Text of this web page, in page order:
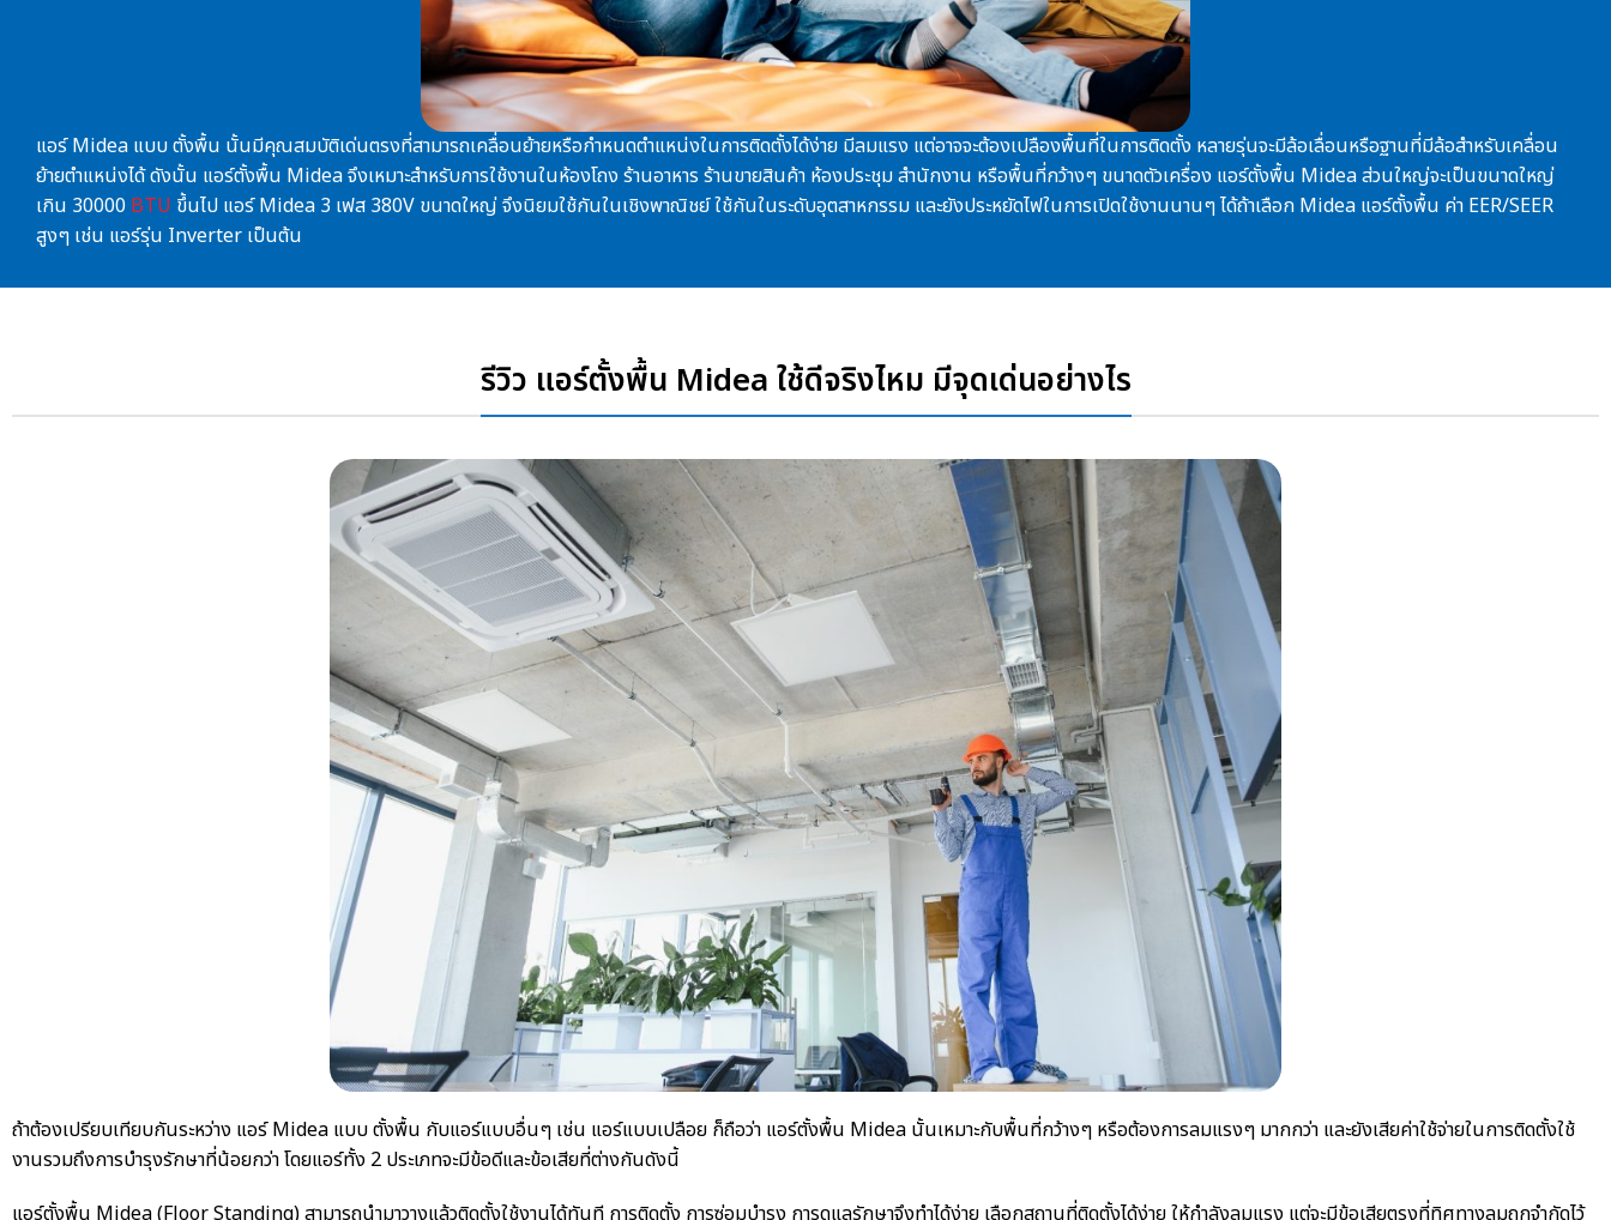
แอร์ Midea แบบ ตั้งพื้น นั้นมีคุณสมบัติเด่นตรงที่สามารถเคลื่อนย้ายหรือกำหนดตำแหน่งในการติดตั้งได้ง่าย มีลมแรง แต่อาจจะต้องเปลืองพื้นที่ในการติดตั้ง หลายรุ่นจะมีล้อเลื่อนหรือฐานที่มีล้อสำหรับเคลื่อน
ย้ายตำแหน่งได้ ดังนั้น แอร์ตั้งพื้น Mideaจึงเหมาะสำหรับการใช้งานในห้องโถง ร้านอาหาร ร้านขายสินค้า ห้องประชุม สำนักงาน หรือพื้นที่กว้างๆ ขนาดตัวเครื่อง แอร์ตั้งพื้น Mideaส่วนใหญ่จะเป็นขนาดใหญ่
เกิน 30000 BTU ขึ้นไป แอร์ Midea 3 เฟส 380V ขนาดใหญ่ จึงนิยมใช้กันในเชิงพาณิชย์ ใช้กันในระดับอุตสาหกรรม และยังประหยัดไฟในการเปิดใช้งานนานๆ ได้ถ้าเลือก Midea แอร์ตั้งพื้น ค่า EER/SEER
สูงๆ เช่น แอร์รุ่น Inverter เป็นต้น
รีวิว แอร์ตั้งพื้น Midea ใช้ดีจริงไหม มีจุดเด่นอย่างไร
ถ้าต้องเปรียบเทียบกันระหว่าง แอร์ Midea แบบ ตั้งพื้น กับแอร์แบบอื่นๆ เช่น แอร์แบบเปลือย ก็ถือว่า แอร์ตั้งพื้น Midea นั้นเหมาะกับพื้นที่กว้างๆ หรือต้องการลมแรงๆ มากกว่า และยังเสียค่าใช้จ่ายในการติดตั้งใช้
งานรวมถึงการบำรุงรักษาที่น้อยกว่า โดยแอร์ทั้ง 2 ประเภทจะมีข้อดีและข้อเสียที่ต่างกันดังนี้
แอร์ตั้งพื้น Midea(Floor Standing) สามารถนำมาวางแล้วติดตั้งใช้งานได้ทันที การติดตั้ง การซ่อมบำรุง การดูแลรักษาจึงทำได้ง่าย เลือกสถานที่ติดตั้งได้ง่าย ให้กำลังลมแรง แต่จะมีข้อเสียตรงที่ทิศทางลมถูกจำกัดไว้